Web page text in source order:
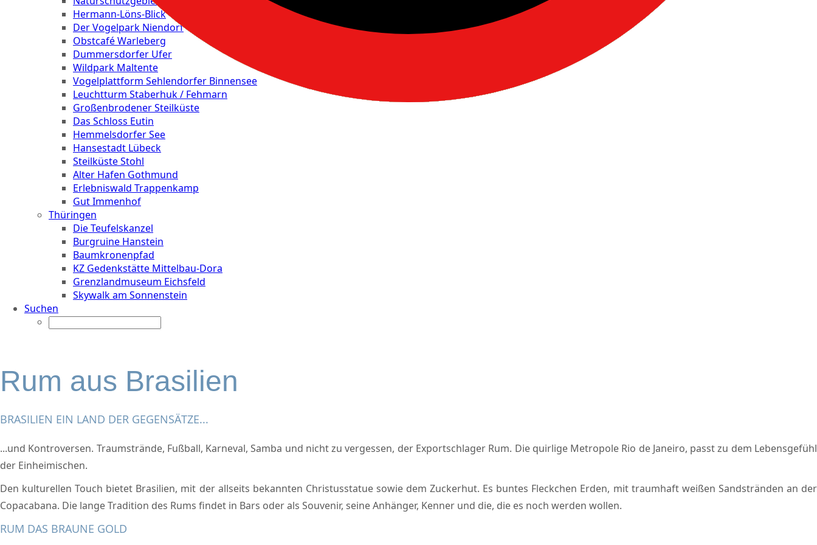
Hermann-Löns-Blick
Der Vogelpark Niendorf
Obstcafé Warleberg
Dummersdorfer Ufer
Wildpark Maltente
Vogelplattform Sehlendorfer Binnensee
Leuchtturm Staberhuk / Fehmarn
Großenbrodener Steilküste
Das Schloss Eutin
Hemmelsdorfer See
Hansestadt Lübeck
Steilküste Stohl
Alter Hafen Gothmund
Erlebniswald Trappenkamp
Gut Immenhof
Thüringen
Die Teufelskanzel
Burgruine Hanstein
Baumkronenpfad
KZ Gedenkstätte Mittelbau-Dora
Grenzlandmuseum Eichsfeld
Skywalk am Sonnenstein
Suchen
Rum aus Brasilien
BRASILIEN EIN LAND DER GEGENSÄTZE...
...und Kontroversen. Traumstrände, Fußball, Karneval, Samba und nicht zu vergessen, der Exportschlager Rum. Die quirlige Metropole Rio de Janeiro, passt zu dem Lebensgefühl
der Einheimischen.
Den kulturellen Touch bietet Brasilien, mit der allseits bekannten Christusstatue sowie dem Zuckerhut. Es buntes Fleckchen Erden, mit traumhaft weißen Sandstränden an der
Copacabana. Die lange Tradition des Rums findet in Bars oder als Souvenir, seine Anhänger, Kenner und die, die es noch werden wollen.
RUM DAS BRAUNE GOLD